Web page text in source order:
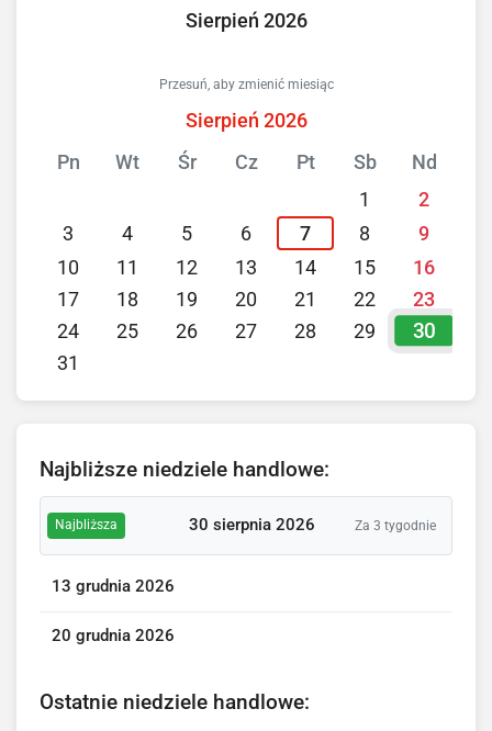
Sierpień 2026
Przesuń, aby zmienić miesiąc
Sierpień 2026
Pn
Wt Śr Cz Pt Sb
Nd
1
2
3
4 5 6 7 8
9
10
11 12 13 14 15
16
17
18 19 20 21 22
23
24
25 26 27 28 29 30
31
Najbliższe niedziele handlowe:
Najbliższa 30 sierpnia 2026 Za 3 tygodnie
13 grudnia 2026
20 grudnia 2026
Ostatnie niedziele handlowe: